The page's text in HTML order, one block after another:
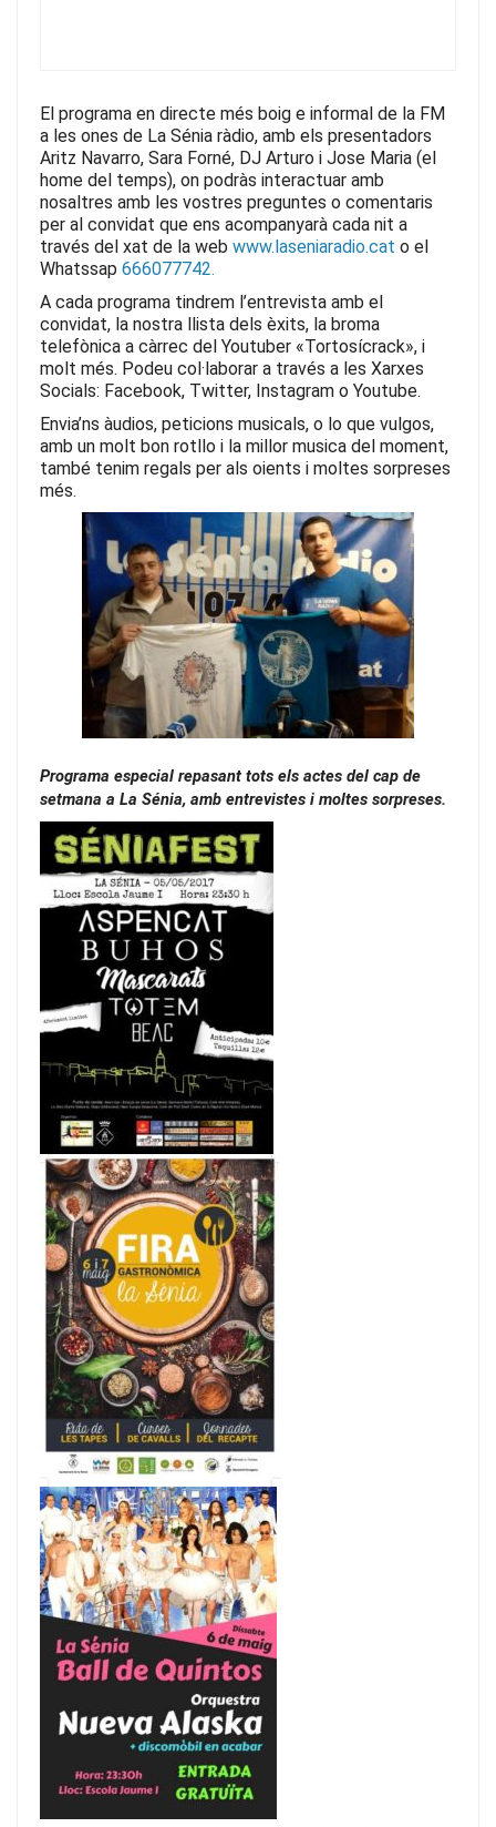
El programa en directe més boig e informal de la FM
a les ones de La Sénia ràdio, amb els presentadors
Aritz Navarro, Sara Forné, DJ Arturo i Jose Maria (el
home del temps), on podràs interactuar amb
nosaltres amb les vostres preguntes o comentaris
per al convidat que ens acompanyarà cada nit a
través del xat de la web www.laseniaradio.cat o el
Whatssap 666077742.
A cada programa tindrem l’entrevista amb el
convidat, la nostra llista dels èxits, la broma
telefònica a càrrec del Youtuber «Tortosícrack», i
molt més. Podeu col·laborar a través a les Xarxes
Socials: Facebook, Twitter, Instagram o Youtube.
Envia’ns àudios, peticions musicals, o lo que vulgos,
amb un molt bon rotllo i la millor musica del moment,
també tenim regals per als oients i moltes sorpreses
més.
Programa especial repasant tots els actes del cap de
setmana a La Sénia, amb entrevistes i moltes sorpreses.